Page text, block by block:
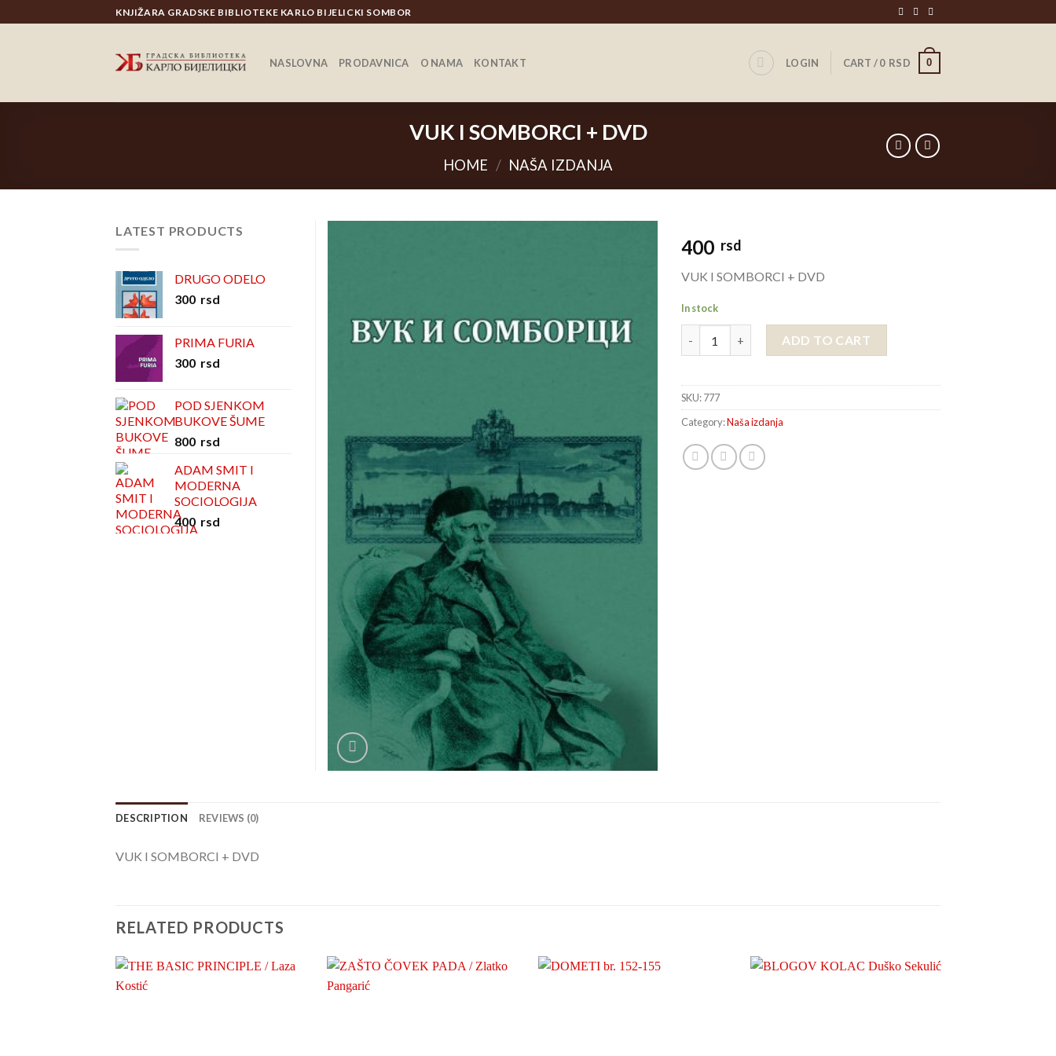
to
KNJIŽARA GRADSKE BIBLIOTEKE KARLO BIJELICKI SOMBOR
NASLOVNA PRODAVNICA O NAMA KONTAKT LOGIN CART /0 RSD 0
VUK I SOMBORCI + DVD
HOME / NAŠA IZDANJA
400 rsd
VUK I SOMBORCI + DVD
In stock
ADD TO CART
SKU:777
Category:Naša izdanja
LATEST PRODUCTS
DRUGO ODELO
300 rsd
PRIMA FURIA
300 rsd
POD SJENKOM
BUKOVE ŠUME
800 rsd
ADAM SMIT I
MODERNA
SOCIOLOGIJA
400 rsd
DESCRIPTION REVIEWS (0)
VUK I SOMBORCI + DVD
RELATED PRODUCTS